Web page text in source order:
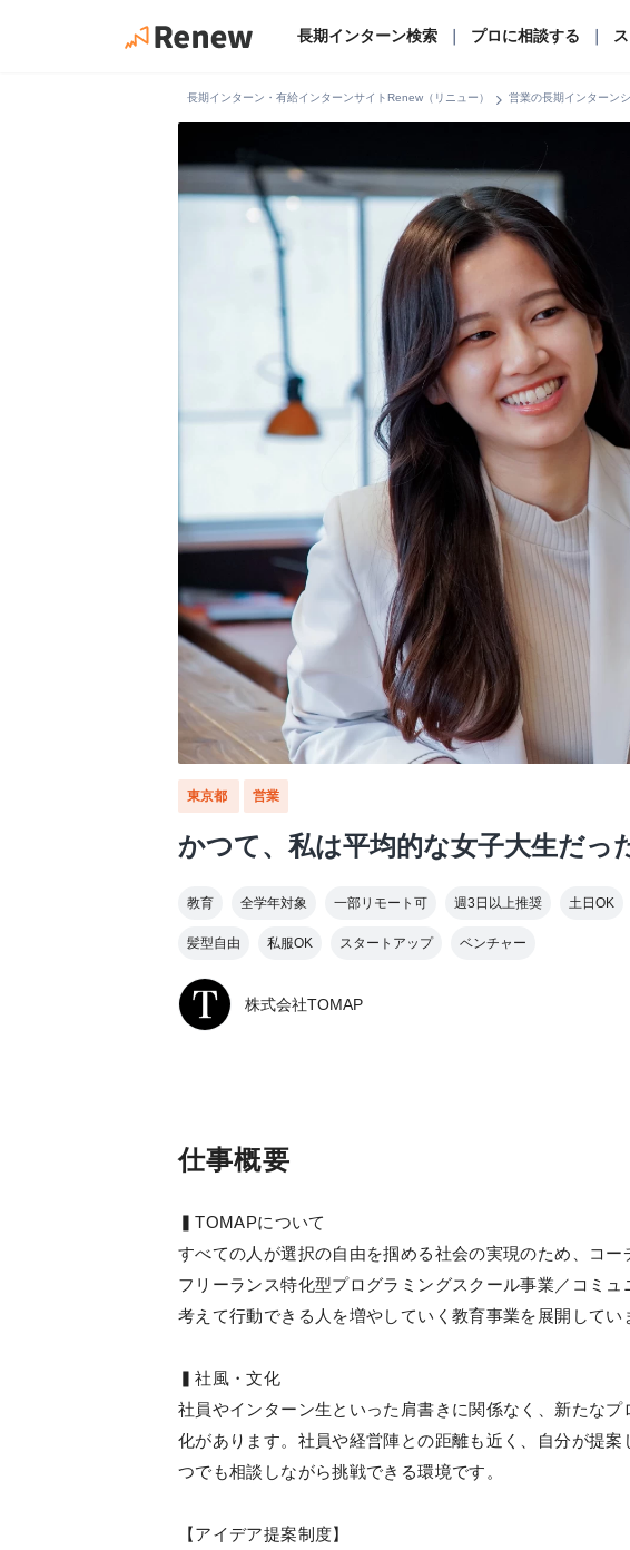
長期インターン検索 プロに相談する
長期インターン・有給インターンサイトRenew（リニュー） chevron_right 営業の長期インターン
東京都 営業
かつて、私は平均的な女子大生だ
教育 全学年対象 一部リモート可 週3日以上推奨 土日OK
髪型自由 私服OK スタートアップ ベンチャー
株式会社TOMAP
仕事概要
▍TOMAPについて
すべての人が選択の自由を掴める社会の実現のため、コ
フリーランス特化型プログラミングスクール事業／コミ
考えて行動できる人を増やしていく教育事業を展開してい
▍社風・文化
社員やインターン生といった肩書きに関係なく、新たな
化があります。社員や経営陣との距離も近く、自分が提
つでも相談しながら挑戦できる環境です。
【アイデア提案制度】